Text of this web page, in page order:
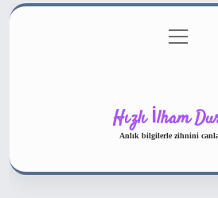
Gizlilik Politikası
menüyü
aç
Hızlı İlham
Anlık bilgilerle zihnini